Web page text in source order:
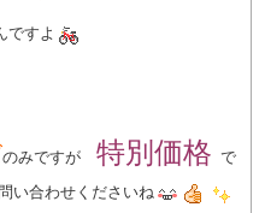
ですよ
のみですが 特別価格 で
合わせくださいね